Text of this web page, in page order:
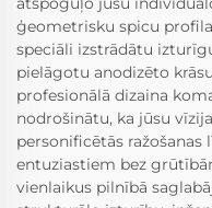
ģeometrisku spicu
speciāli izstrādātu
pielāgotu anodizēto
profesionālā dizaina
nodrošinātu, ka jūsu
personificētās
entuziastiem bez
vienlaikus pilnībā